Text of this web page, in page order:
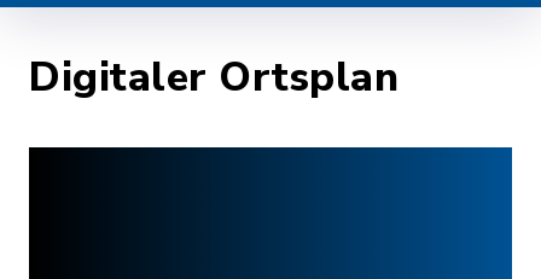
Digitaler Ortsplan